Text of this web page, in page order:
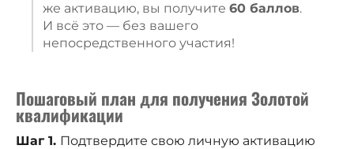
же активацию, вы получите 60 баллов.
И всё это — без вашего
непосредственного участия!
Пошаговый план для получения Золотой
квалификации
Шаг 1. Подтвердите свою личную активацию